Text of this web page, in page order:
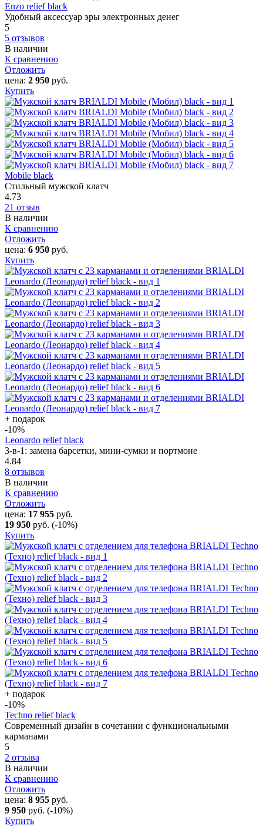
Enzo relief black
Удобный аксессуар эры электронных денег
5
5 отзывов
В наличии
К сравнению
Отложить
цена: 2 950 руб.
Купить
Mobile black
Стильный мужской клатч
4.73
21 отзыв
В наличии
К сравнению
Отложить
цена: 6 950 руб.
Купить
+ подарок
-10%
Leonardo relief black
3-в-1: замена барсетки, мини-сумки и портмоне
4.84
8 отзывов
В наличии
К сравнению
Отложить
цена: 17 955 руб.
19 950 руб. (-10%)
Купить
+ подарок
-10%
Techno relief black
Современный дизайн в сочетании с функциональными
карманами
5
2 отзыва
В наличии
К сравнению
Отложить
цена: 8 955 руб.
9 950 руб. (-10%)
Купить